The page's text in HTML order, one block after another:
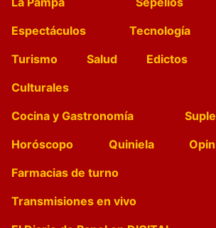
Espectáculos
Tecnología
Turismo
Salud Edictos
Culturales
Cocina y Gastronomía
Horóscopo
Quiniela
Farmacias de turno
Transmisiones en vivo